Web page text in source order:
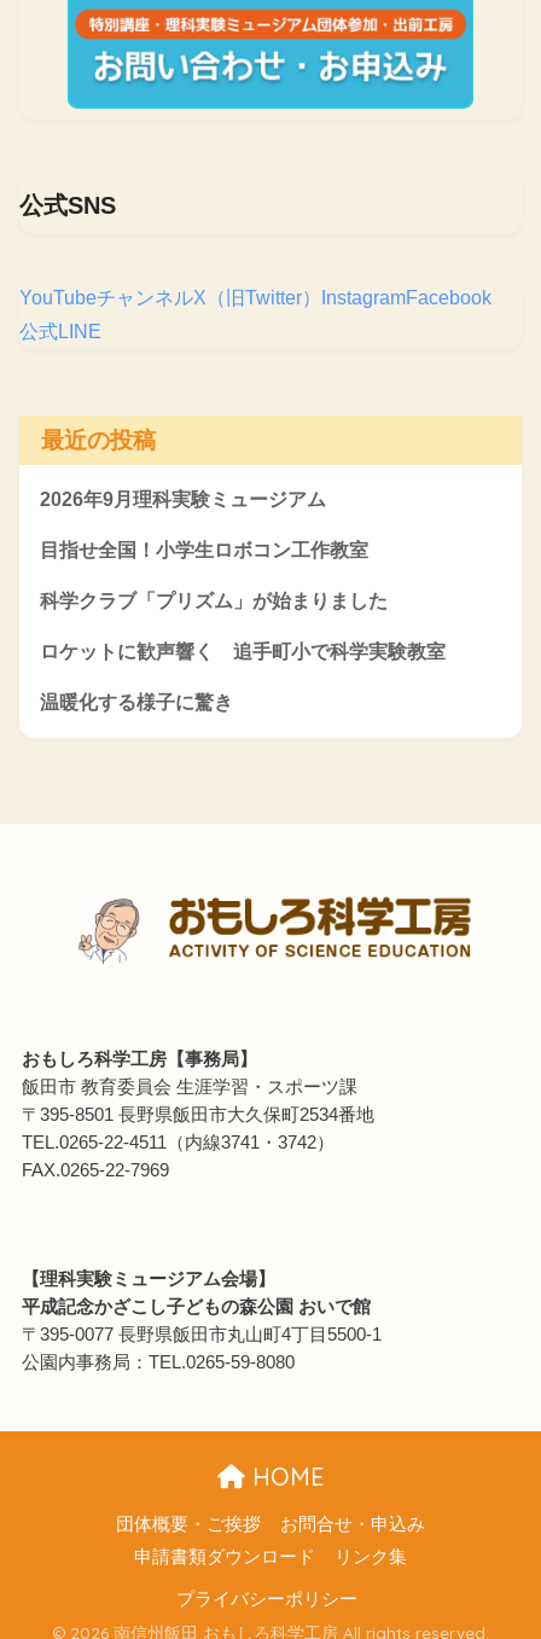
公式SNS
YouTubeチャンネルX（旧Twitter） InstagramFacebook
公式LINE
最近の投稿
2026年9月理科実験ミュージアム
目指せ全国！小学生ロボコン工作教室
科学クラブ「プリズム」が始まりました
ロケットに歓声響く 追手町小で科学実験教室
温暖化する様子に驚き
おもしろ科学工房【事務局】
飯田市 教育委員会 生涯学習・スポーツ課
〒395-8501 長野県飯田市大久保町2534番地
TEL.0265-22-4511（内線3741・3742）
FAX.0265-22-7969
【理科実験ミュージアム会場】
平成記念かざこし子どもの森公園 おいで館
〒395-0077 長野県飯田市丸山町4丁目5500-1
公園内事務局：TEL.0265-59-8080
HOME
団体概要・ご挨拶
お問合せ・申込み
申請書類ダウンロード
リンク集
プライバシーポリシー
© 2026 南信州飯田 おもしろ科学工房 All rights reserved.